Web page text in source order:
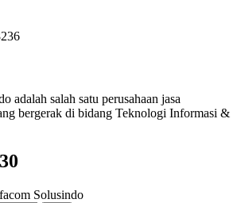
adalah salah satu perusahaan jasa
bergerak di bidang Teknologi Informasi &
Solusindo